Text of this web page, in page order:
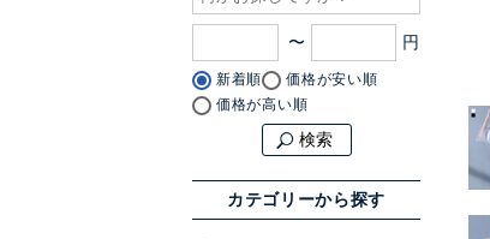
〜
新着順
価格が安い順
価格が高い順
検索
カテゴリーから探す